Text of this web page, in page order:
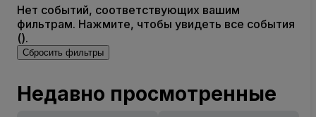
Нет событий, соответствующих вашим
фильтрам. Нажмите, чтобы увидеть все события
().
Сбросить фильтры
Недавно просмотренные